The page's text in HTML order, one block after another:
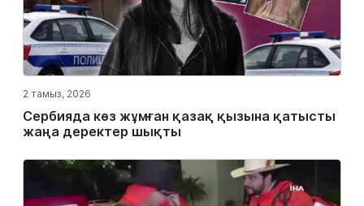
2 тамыз, 2026
Сербияда көз жұмған қазақ қызына қатысты
жаңа деректер шықты